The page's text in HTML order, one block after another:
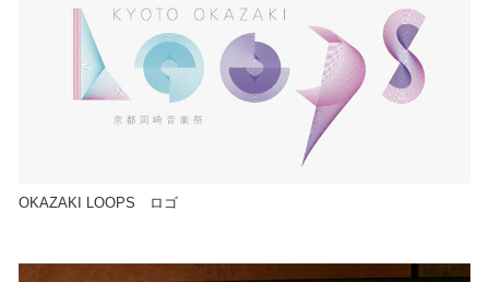
OKAZAKI LOOPS ロゴ